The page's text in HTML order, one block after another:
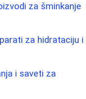
za šminkanje
za hidrataciju i
i saveti za